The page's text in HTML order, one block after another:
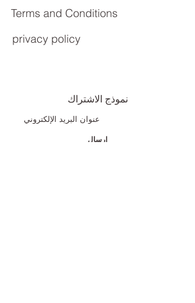
Terms and Conditions
privacy policy
نموذج الاشتراك
إرسال